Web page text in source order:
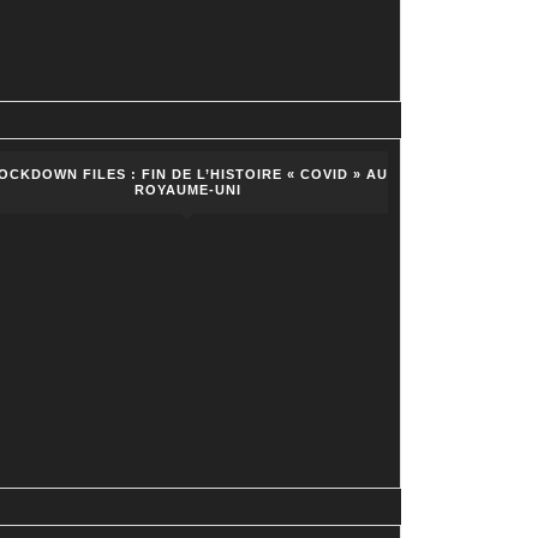
FILES : FIN DE L’HISTOIRE « COVID » AU
ROYAUME-UNI